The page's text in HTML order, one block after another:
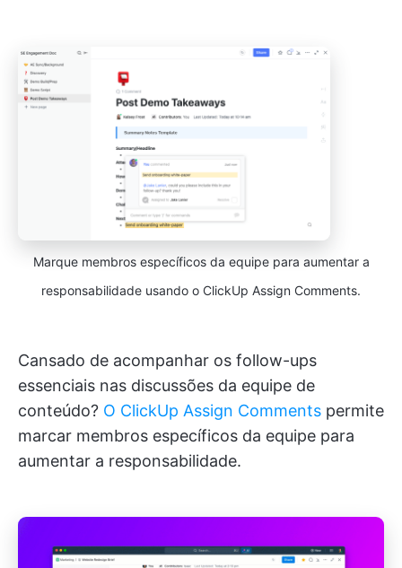
Marque membros específicos da equipe para aumentar a
responsabilidade usando o ClickUp Assign Comments.
Cansado de acompanhar os follow-ups
essenciais nas discussões da equipe de
conteúdo? O ClickUp Assign Comments permite
marcar membros específicos da equipe para
aumentar a responsabilidade.